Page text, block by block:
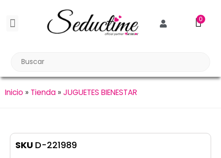
0
Inicio » Tienda »JUGUETES BIENESTAR
SKU D-221989